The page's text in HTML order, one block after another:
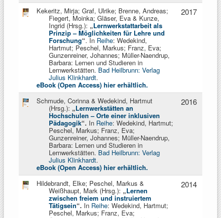
Kekeritz, Mirja; Graf, Ulrike; Brenne, Andreas;
Fiegert, Moinka; Gläser, Eva & Kunze,
Ingrid (Hrsg.): „Lernwerkstattarbeit als
Prinzip–Möglichkeiten für Lehre und
Forschung“. In Reihe: Wedekind,
Hartmut; Peschel, Markus; Franz, Eva;
Gunzenreiner, Johannes; Müller-Naendrup,
Barbara: Lernen und Studieren in
Lernwerkstätten. Bad Heilbrunn: Verlag
Julius Klinkhardt.
eBook (Open Access) hier erhältlich.
2017
Schmude, Corinna & Wedekind, Hartmut
(Hrsg.): „Lernwerkstätten an
Hochschulen – Orte einer inklusiven
Pädagogik“. In Reihe: Wedekind, Hartmut;
Peschel, Markus; Franz, Eva;
Gunzenreiner, Johannes; Müller-Naendrup,
Barbara: Lernen und Studieren in
Lernwerkstätten. Bad Heilbrunn: Verlag
Julius Klinkhardt.
eBook (Open Access) hier erhältlich.
2016
Hildebrandt, Elke; Peschel, Markus &
Weißhaupt, Mark (Hrsg.): „Lernen
zwischen freiem und instruiertem
Tätigsein“. In Reihe: Wedekind, Hartmut;
Peschel, Markus; Franz, Eva;
2014